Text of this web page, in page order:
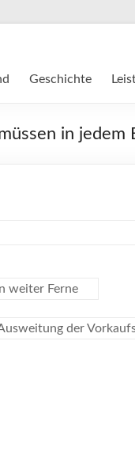
Geschichte
in
weiter Ferne
der